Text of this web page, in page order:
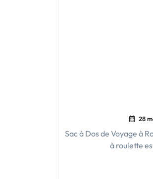
28
Sac à Dos de Voyage à
à roulette